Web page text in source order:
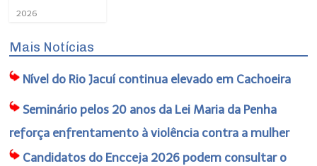
2026
Mais Notícias
Nível do Rio Jacuí continua elevado em Cachoeira
Seminário pelos 20 anos da Lei Maria da Penha
reforça enfrentamento à violência contra a mulher
Candidatos do Encceja 2026 podem consultar o